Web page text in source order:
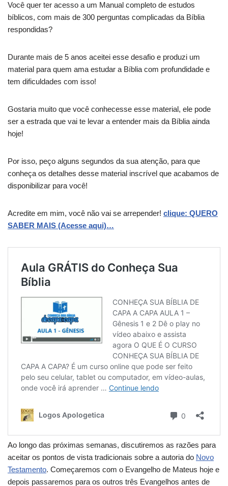
Você quer ter acesso a um Manual completo de estudos
bíblicos, com mais de 300 perguntas complicadas da Bíblia
respondidas?
Durante mais de 5 anos aceitei esse desafio e produzi um
material para quem ama estudar a Bíblia com profundidade e
tem dificuldades com isso!
Gostaria muito que você conhecesse esse material, ele pode
ser a estrada que vai te levar a entender mais da Bíblia ainda
hoje!
Por isso, peço alguns segundos da sua atenção, para que
conheça os detalhes desse material inscrível que acabamos de
disponibilizar para você!
Acredite em mim, você não vai se arrepender! clique: QUERO
SABER MAIS (Acesse aqui)…
Ao longo das próximas semanas, discutiremos as razões para
aceitar os pontos de vista tradicionais sobre a autoria do Novo
Testamento. Começaremos com o Evangelho de Mateus hoje e
depois passaremos para os outros três Evangelhos antes de